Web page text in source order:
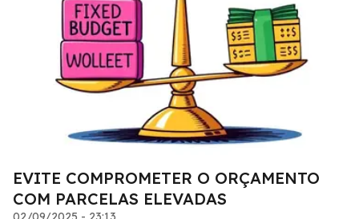
EVITE COMPROMETER O ORÇAMENTO
COM PARCELAS ELEVADAS